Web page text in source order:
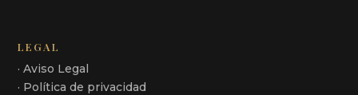
LEGAL
· Aviso Legal
· Política de privacidad